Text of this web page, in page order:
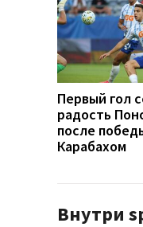
Первый гол
радость
после
Карабахом
Внутри